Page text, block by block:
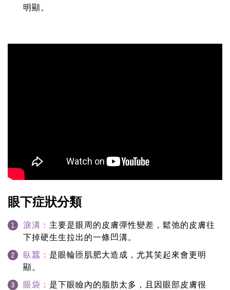
明顯。
眼下症狀分類
淚溝： 主要是眼周的皮膚彈性變差，鬆弛的皮膚往
下掉硬生生拉出的一條凹溝。
臥蠶： 是眼輪匝肌肥大造成，尤其笑起來會更明
顯。
眼袋： 是下眼瞼內的脂肪太多，且因眼部皮膚很